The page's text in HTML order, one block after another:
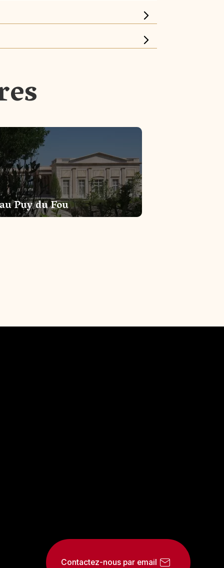
Puy du Fou
Contactez-nous par email